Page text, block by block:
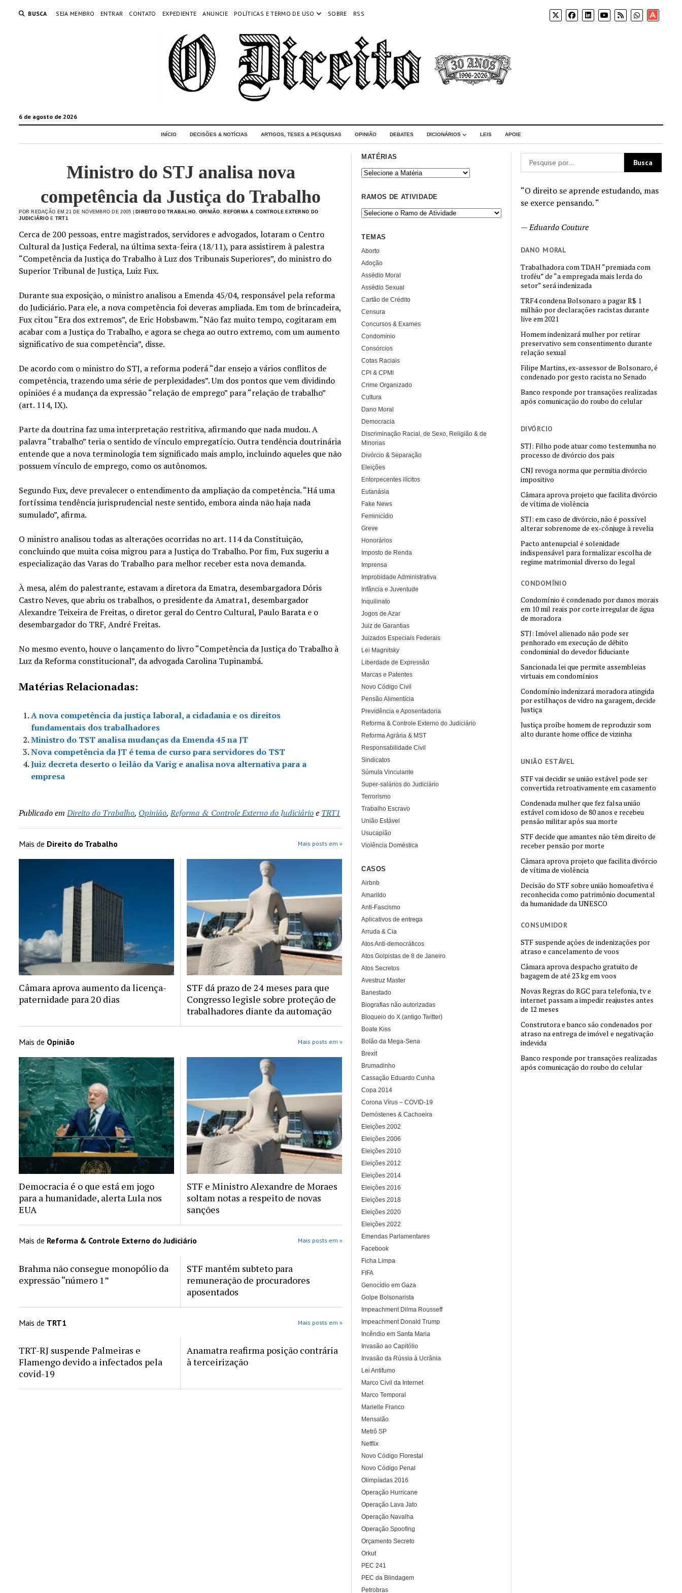
BUSCA SEJA MEMBRO ENTRAR CONTATO EXPEDIENTE ANUNCIE POLÍTICAS E TERMO DE USO SOBRE RSS
Apoia-
se
6 de agosto de 2026
INÍCIO DECISÕES & NOTÍCIAS ARTIGOS, TESES & PESQUISAS OPINIÃO DEBATES DICIONÁRIOS LEIS APOIE
“O direito se aprende estudando, mas
se exerce pensando. “
—Eduardo Couture
DANO MORAL
Trabalhadora com TDAH “premiada com
troféu” de “a empregada mais lerda do
setor” será indenizada
TRF4 condena Bolsonaro a pagar R$ 1
milhão por declarações racistas durante
live em 2021
Homem indenizará mulher por retirar
preservativo sem consentimento durante
relação sexual
Filipe Martins, ex-assessor de Bolsonaro, é
condenado por gesto racista no Senado
Banco responde por transações realizadas
após comunicação do roubo do celular
DIVÓRCIO
STJ: Filho pode atuar como testemunha no
processo de divórcio dos pais
CNJ revoga norma que permitia divórcio
impositivo
Câmara aprova projeto que facilita divórcio
de vítima de violência
STJ: em caso de divórcio, não é possível
alterar sobrenome de ex-cônjuge à revelia
Pacto antenupcial é solenidade
indispensável para formalizar escolha de
regime matrimonial diverso do legal
CONDOMÍNIO
Condomínio é condenado por danos morais
em 10 mil reais por corte irregular de água
de moradora
STJ: Imóvel alienado não pode ser
penhorado em execução de débito
condominial do devedor fiduciante
Sancionada lei que permite assembleias
virtuais em condomínios
Condomínio indenizará moradora atingida
por estilhaços de vidro na garagem, decide
Justiça
Justiça proíbe homem de reproduzir som
alto durante home office de vizinha
UNIÃO ESTÁVEL
STF vai decidir se união estável pode ser
convertida retroativamente em casamento
Condenada mulher que fez falsa união
estável com idoso de 80 anos e recebeu
pensão militar após sua morte
STF decide que amantes não têm direito de
receber pensão por morte
Câmara aprova projeto que facilita divórcio
de vítima de violência
Decisão do STF sobre união homoafetiva é
reconhecida como patrimônio documental
da humanidade da UNESCO
CONSUMIDOR
STF suspende ações de indenizações por
atraso e cancelamento de voos
Câmara aprova despacho gratuito de
bagagem de até 23 kg em voos
Novas Regras do RGC para telefonia, tv e
internet passam a impedir reajustes antes
de 12 meses
Construtora e banco são condenados por
atraso na entrega de imóvel e negativação
indevida
Banco responde por transações realizadas
após comunicação do roubo do celular
Ministro do STJ analisa nova
competência da Justiça do Trabalho
POR REDAÇÃO EM 21 DE NOVEMBRO DE 2005 | DIREITO DO TRABALHO OPINIÃO
REFORMA & CONTROLE EXTERNO DO
JUDICIÁRIO E TRT1
Cerca de 200 pessoas, entre magistrados, servidores e advogados, lotaram o Centro
Cultural da Justiça Federal, na última sexta-feira (18/11), para assistirem à palestra
“Competência da Justiça do Trabalho à Luz dos Tribunais Superiores”, do ministro do
Superior Tribunal de Justiça, Luiz Fux.
Durante sua exposição, o ministro analisou a Emenda 45/04, responsável pela reforma
do Judiciário. Para ele, a nova competência foi deveras ampliada. Em tom de brincadeira,
Fux citou “Era dos extremos”, de Eric Hobsbawm. “Não faz muito tempo, cogitaram em
acabar com a Justiça do Trabalho, e agora se chega ao outro extremo, com um aumento
significativo de sua competência”, disse.
De acordo com o ministro do STJ, a reforma poderá “dar ensejo a vários conflitos de
competência, trazendo uma série de perplexidades”. Um dos pontos que vem dividindo
opiniões é a mudança da expressão “relação de emprego” para “relação de trabalho”
(art. 114, IX).
Parte da doutrina faz uma interpretação restritiva, afirmando que nada mudou. A
palavra “trabalho” teria o sentido de vínculo empregatício. Outra tendência doutrinária
entende que a nova terminologia tem significado mais amplo, incluindo aqueles que não
possuem vínculo de emprego, como os autônomos.
Segundo Fux, deve prevalecer o entendimento da ampliação da competência. “Há uma
fortíssima tendência jurisprudencial neste sentido, embora ainda não haja nada
sumulado”, afirma.
O ministro analisou todas as alterações ocorridas no art. 114 da Constituição,
concluindo que muita coisa migrou para a Justiça do Trabalho. Por fim, Fux sugeriu a
especialização das Varas do Trabalho para melhor receber esta nova demanda.
À mesa, além do palestrante, estavam a diretora da Ematra, desembargadora Dóris
Castro Neves, que abriu os trabalhos, o presidente da Amatra1, desembargador
Alexandre Teixeira de Freitas, o diretor geral do Centro Cultural, Paulo Barata e o
desembargador do TRF, André Freitas.
No mesmo evento, houve o lançamento do livro “Competência da Justiça do Trabalho à
Luz da Reforma constitucional”, da advogada Carolina Tupinambá.
Matérias Relacionadas:
A nova competência da justiça laboral, a cidadania e os direitos
fundamentais dos trabalhadores
Ministro do TST analisa mudanças da Emenda 45 na JT
Nova competência da JT é tema de curso para servidores do TST
Juiz decreta deserto o leilão da Varig e analisa nova alternativa para a
empresa
Publicado em Direito do Trabalho, Opinião,Reforma & Controle Externo do Judiciárioe TRT1
Mais de Direito do Trabalho Mais posts em »
Câmara aprova aumento da licença-
paternidade para 20 dias
STF dá prazo de 24 meses para que
Congresso legisle sobre proteção de
trabalhadores diante da automação
Mais de Opinião Mais posts em »
Democracia é o que está em jogo
para a humanidade, alerta Lula nos
EUA
STF e Ministro Alexandre de Moraes
soltam notas a respeito de novas
sanções
Mais de Reforma & Controle Externo do Judiciário Mais posts em »
Brahma não consegue monopólio da
expressão “número 1”
STF mantém subteto para
remuneração de procuradores
aposentados
Mais de TRT1 Mais posts em »
TRT-RJ suspende Palmeiras e
Flamengo devido a infectados pela
covid-19
Anamatra reafirma posição contrária
à terceirização
MATÉRIAS
RAMOS DE ATIVIDADE
TEMAS
Aborto
Adoção
Assédio Moral
Assédio Sexual
Cartão de Crédito
Censura
Concursos & Exames
Condomínio
Consórcios
Cotas Raciais
CPI & CPMI
Crime Organizado
Cultura
Dano Moral
Democracia
Discriminação Racial, de Sexo, Religião & de
Minorias
Divórcio & Separação
Eleições
Entorpecentes ilícitos
Eutanásia
Fake News
Feminicídio
Greve
Honorários
Imposto de Renda
Imprensa
Improbidade Administrativa
Infância e Juventude
Inquilinato
Jogos de Azar
Juiz de Garantias
Juizados Especiais Federais
Lei Magnitsky
Liberdade de Expressão
Marcas e Patentes
Novo Código Civil
Pensão Alimentícia
Previdência e Aposentadoria
Reforma & Controle Externo do Judiciário
Reforma Agrária & MST
Responsabilidade Civil
Sindicatos
Súmula Vinculante
Super-salários do Judiciário
Terrorismo
Trabalho Escravo
União Estável
Usucapião
Violência Doméstica
CASOS
Airbnb
Amarildo
Anti-Fascismo
Aplicativos de entrega
Arruda & Cia
Atos Anti-democráticos
Atos Golpistas de 8 de Janeiro
Atos Secretos
Avestruz Master
Banestado
Biografias não autorizadas
Bloqueio do X (antigo Twitter)
Boate Kiss
Bolão da Mega-Sena
Brexit
Brumadinho
Cassação Eduardo Cunha
Copa 2014
Corona Vírus – COVID-19
Demóstenes & Cachoeira
Eleições 2002
Eleições 2006
Eleições 2010
Eleições 2012
Eleições 2014
Eleições 2016
Eleições 2018
Eleições 2020
Eleições 2022
Emendas Parlamentares
Facebook
Ficha Limpa
FIFA
Genocídio em Gaza
Golpe Bolsonarista
Impeachment Dilma Rousseff
Impeachment Donald Trump
Incêndio em Santa Maria
Invasão ao Capitólio
Invasão da Rússia à Ucrânia
Lei Antifumo
Marco Civil da Internet
Marco Temporal
Marielle Franco
Mensalão
Metrô SP
Netflix
Novo Código Florestal
Novo Código Penal
Olimpíadas 2016
Operação Hurricane
Operação Lava Jato
Operação Navalha
Operação Spoofing
Orçamento Secreto
Orkut
PEC 241
PEC da Blindagem
Petrobras